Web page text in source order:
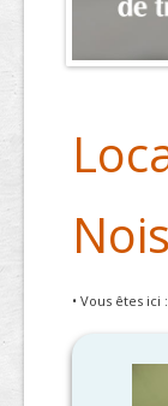
• Vous êtes ici :